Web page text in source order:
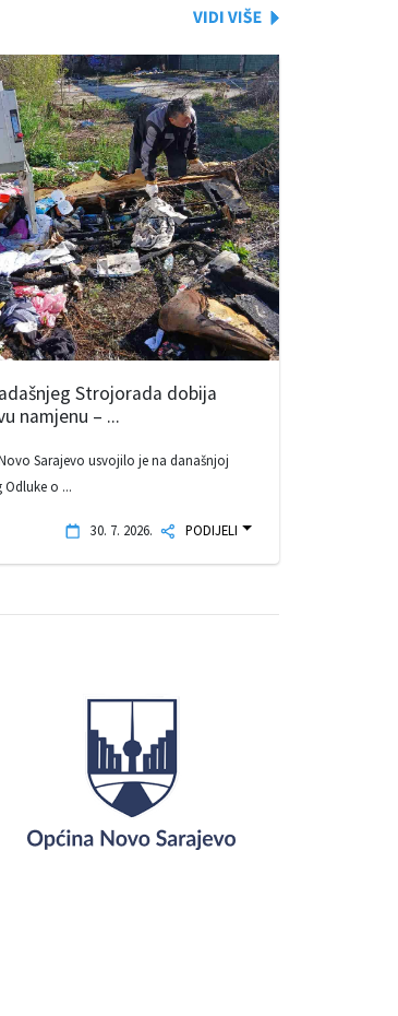
Strojorada dobija
namjenu – ...
Sarajevo usvojilo je na današnjoj
Odluke o ...
30. 7. 2026. PODIJELI